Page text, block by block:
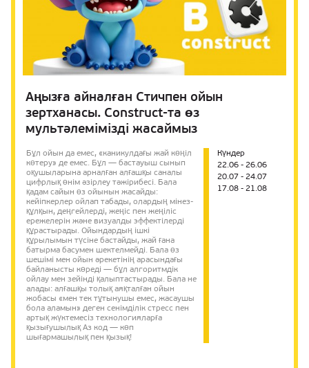
Аңызға айналған Стичпен ойын
зертханасы. Construct-та өз
мультәлемімізді жасаймыз
Бұл ойын да емес, «каникулдағы жай көңіл
көтеру» де емес. Бұл — бастауыш сынып
оқушыларына арналған алғашқы саналы
цифрлық өнім әзірлеу тәжірибесі. Бала
қадам сайын өз ойынын жасайды:
кейіпкерлер ойлап табады, олардың мінез-
құлқын, деңгейлерді, жеңіс пен жеңіліс
ережелерін және визуалды эффектілерді
құрастырады. Ойындардың ішкі
құрылымын түсіне бастайды, жай ғана
батырма басумен шектелмейді. Бала өз
шешімі мен ойын әрекетінің арасындағы
байланысты көреді — бұл алгоритмдік
ойлау мен зейінді қалыптастырады. Бала не
алады: алғашқы толық аяқталған ойын
жобасы «мен тек тұтынушы емес, жасаушы
бола аламын» деген сенімділік стресс пен
артық жүктемесіз технологияларға
қызығушылық Аз код — көп
шығармашылық пен қызық!
Күндер
22.06 - 26.06
20.07 - 24.07
17.08 - 21.08